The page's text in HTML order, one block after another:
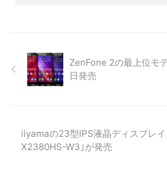
ZenFone 2の最上位モ
日発売
iiyamaの23型IPS液晶ディスプレ
X2380HS-W3｣が発売